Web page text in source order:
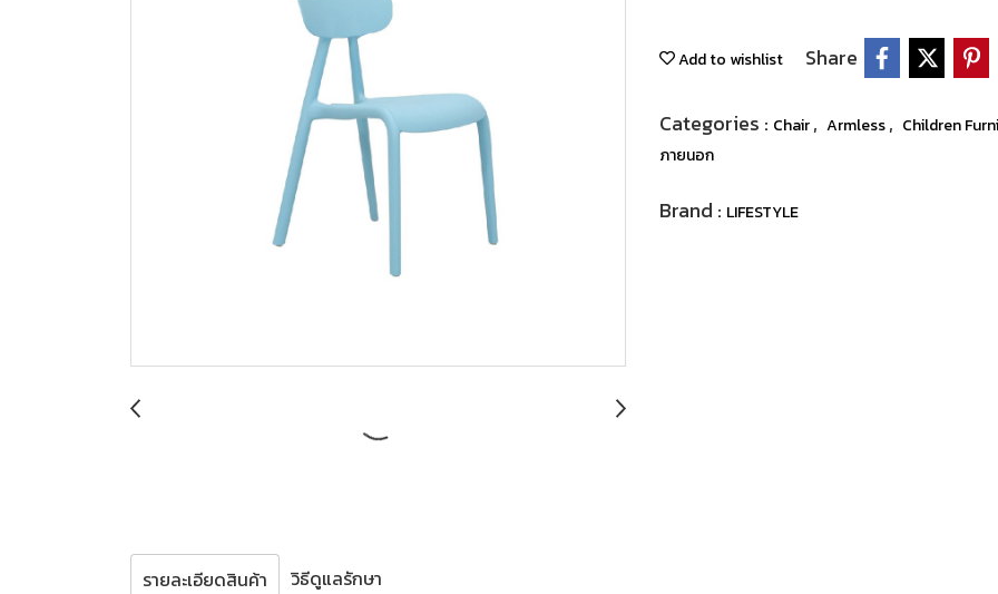
Add to wishlist Share
Categories : Chair, Armless, Children
ภายนอก
Brand : LIFESTYLE
รายละเอียดสินค้า วิธีดูแลรักษา